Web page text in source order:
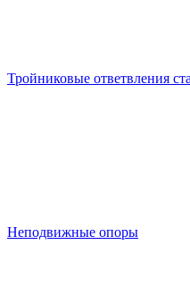
Тройниковые ответвления
Неподвижные опоры